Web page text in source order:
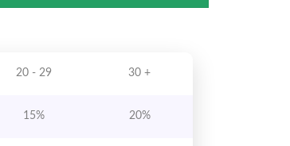
20 - 29 30 +
15% 20%